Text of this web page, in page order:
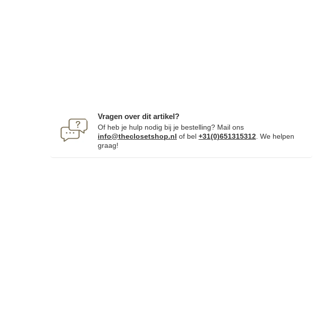
Vragen over dit artikel?
Of heb je hulp nodig bij je bestelling? Mail ons
info@theclosetshop.nl of bel +31(0)651315312 . We helpen
graag!